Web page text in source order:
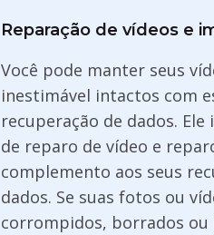
Reparação de vídeos e
Você pode manter seus
inestimável intactos com
recuperação de dados.
de reparo de vídeo e
complemento aos seus
dados. Se suas fotos ou
corrompidos, borrados ou